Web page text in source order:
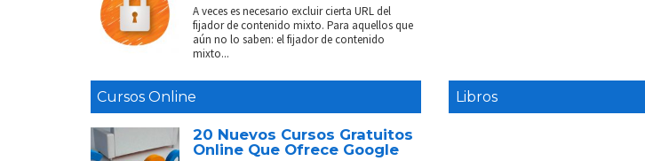
A veces es necesario excluir cierta URL del
fijador de contenido mixto. Para aquellos que
aún no lo saben: el fijador de contenido
mixto...
Cursos Online
20 Nuevos Cursos Gratuitos
Online Que Ofrece Google
Libros